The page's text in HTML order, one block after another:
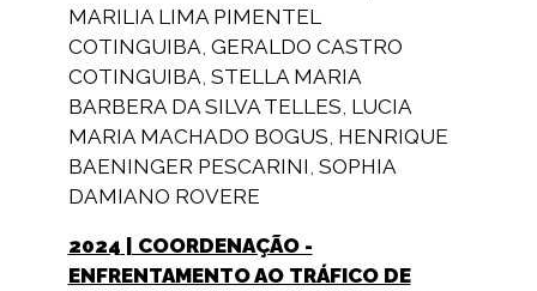
MARILIA LIMA PIMENTEL
COTINGUIBA GERALDO CASTRO
COTINGUIBA STELLA MARIA
BARBERA DA SILVA TELLES LUCIA
MARIA MACHADO BOGUS HENRIQUE
BAENINGER PESCARINI SOPHIA
DAMIANO ROVERE
2024 | COORDENAÇÃO -
ENFRENTAMENTO AO TRÁFICO DE